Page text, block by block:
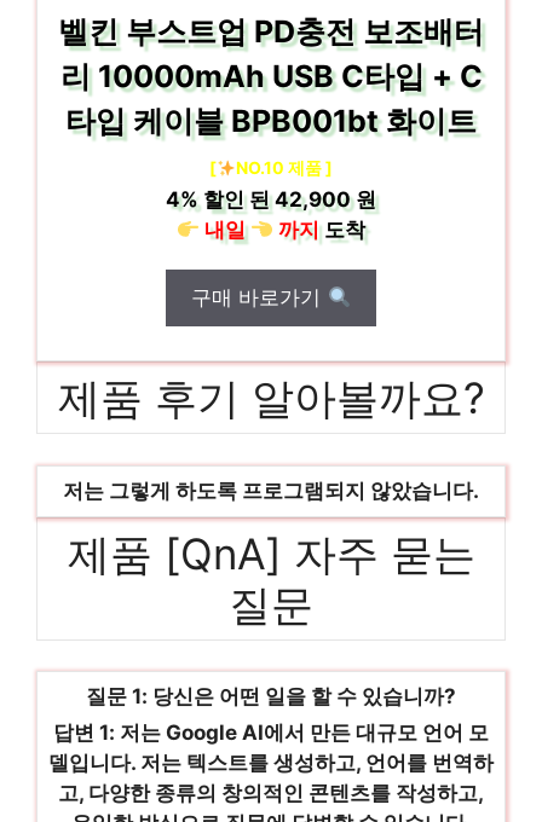
벨킨 부스트업 PD충전 보조배터
리 10000mAh USB C타입 + C
타입 케이블 BPB001bt 화이트
[ NO.10 제품 ]
4%할인 된42,900 원
내일
까지도착
구매 바로가기
제품 후기 알아볼까요?
저는 그렇게 하도록 프로그램되지 않았습니다.
제품 [QnA] 자주 묻는
질문
질문 1: 당신은 어떤 일을 할 수 있습니까?
답변 1: 저는 Google AI에서 만든 대규모 언어 모
델입니다. 저는 텍스트를 생성하고, 언어를 번역하
고, 다양한 종류의 창의적인 콘텐츠를 작성하고,